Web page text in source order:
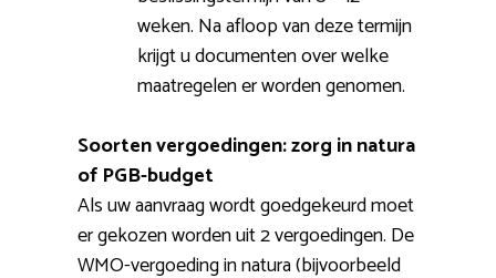
weken. Na afloop van deze termijn
krijgt u documenten over welke
maatregelen er worden genomen.
Soorten vergoedingen: zorg in natura
of PGB-budget
Als uw aanvraag wordt goedgekeurd moet
er gekozen worden uit 2 vergoedingen. De
WMO-vergoeding in natura (bijvoorbeeld